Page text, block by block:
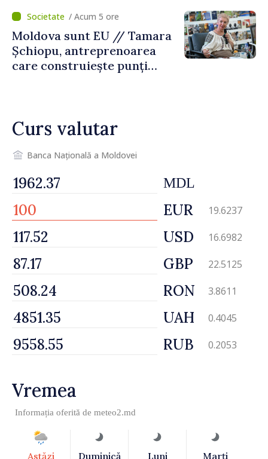
normale
/ Acum 5 ore
Moldova sunt EU // Tamara
Șchiopu, antreprenoarea
care construiește punți
Curs valutar
Banca Națională a Moldovei
MDL
EUR 19.6237
USD 16.6982
GBP 22.5125
RON 3.8611
UAH 0.4045
RUB 0.2053
Vremea
Informația oferită de meteo2.md
Astăzi Duminică Luni Marţi